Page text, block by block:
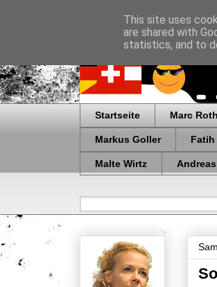
Startseite Marc
Markus Goller Fatih
Malte Wirtz
This site uses
are shared with
statistics, and to